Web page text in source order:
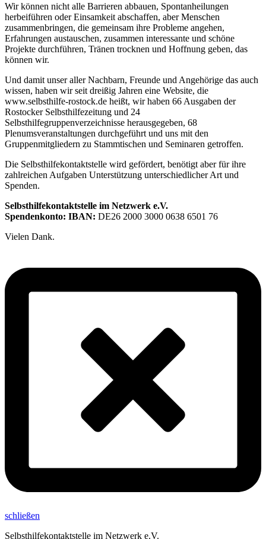
Wir können nicht alle Barrieren abbauen, Spontanheilungen
herbeiführen oder Einsamkeit abschaffen, aber Menschen
zusammenbringen, die gemeinsam ihre Probleme angehen,
Erfahrungen austauschen, zusammen interessante und schöne
Projekte durchführen, Tränen trocknen und Hoffnung geben, das
können wir.
Und damit unser aller Nachbarn, Freunde und Angehörige das auch
wissen, haben wir seit dreißig Jahren eine Website, die
www.selbsthilfe-rostock.de heißt, wir haben 66 Ausgaben der
Rostocker Selbsthilfezeitung und 24
Selbsthilfegruppenverzeichnisse herausgegeben, 68
Plenumsveranstaltungen durchgeführt und uns mit den
Gruppenmitgliedern zu Stammtischen und Seminaren getroffen.
Die Selbsthilfekontaktstelle wird gefördert, benötigt aber für ihre
zahlreichen Aufgaben Unterstützung unterschiedlicher Art und
Spenden.
Selbsthilfekontaktstelle im Netzwerk e.V.
Spendenkonto: IBAN: DE26 2000 3000 0638 6501 76
Vielen Dank.
schließen
Selbsthilfekontaktstelle im Netzwerk e.V.